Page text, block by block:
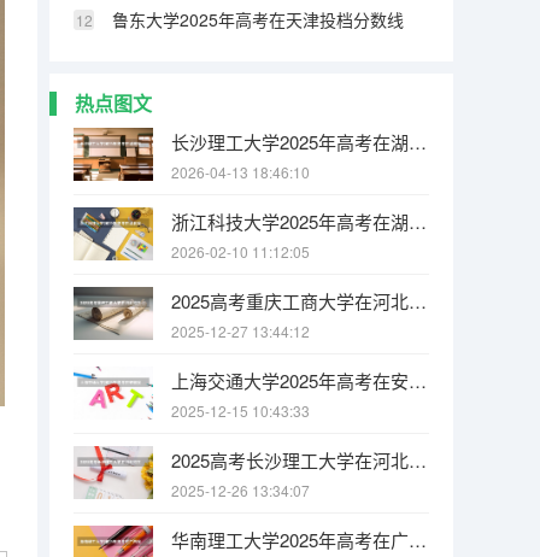
鲁东大学2025年高考在天津投档分数线
热点图文
长沙理工大学2025年高考在湖南投档分数线
2026-04-13 18:46:10
浙江科技大学2025年高考在湖北投档分数线
2026-02-10 11:12:05
2025高考重庆工商大学在河北招生批次 有哪些专业？（2026参考）
2025-12-27 13:44:12
上海交通大学2025年高考在安徽投档分数线
2025-12-15 10:43:33
2025高考长沙理工大学在河北招生批次 有哪些专业？（2026参考）
2025-12-26 13:34:07
华南理工大学2025年高考在广西投档分数线